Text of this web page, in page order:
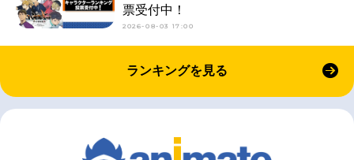
票受付中！
2026-08-03 17:00
ランキングを見る